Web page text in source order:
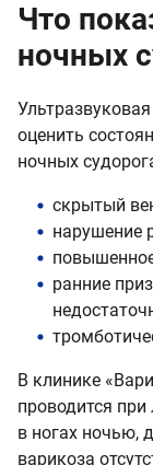
Что
ночных
оценить
ночных
скрытый
нарушение
ранние
В клинике
проводится
в ногах ночью,
варикоза